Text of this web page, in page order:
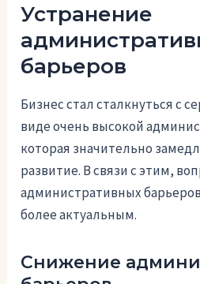
Устранение
барьеров
Бизнес стал сталкнуться с
виде очень высокой
которая значительно
развитие. В связи с этим,
административных
более актуальным.
Снижение